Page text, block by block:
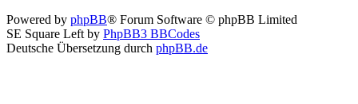
Powered by phpBB® Forum Software © phpBB Limited
SE Square Left by PhpBB3 BBCodes
Deutsche Übersetzung durch phpBB.de